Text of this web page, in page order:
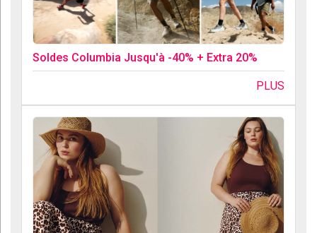
Soldes Columbia Jusqu'à -40% + Extra 20%
PLUS